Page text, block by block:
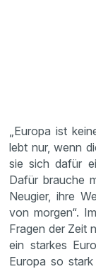
„Europa ist
lebt nur, wenn
sie sich dafür
Dafür brauche
Neugier, ihre
von morgen“.
Fragen der Zeit
ein starkes
Europa so